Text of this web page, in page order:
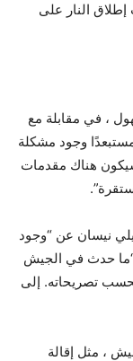
إطلاق النار على
، في مقابلة مع
وجود مشكلة
سيكون هناك مقدمات
نيسان عن “وجود
“ما حدث في الجيش
تصريحاته. إلى
، مثل إقالة